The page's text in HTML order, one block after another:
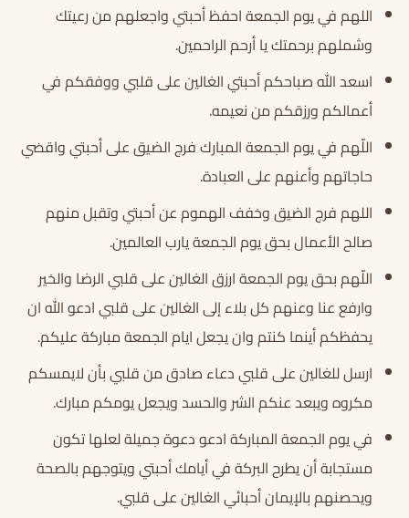
اللهم في يوم الجمعة احفظ أحبتي واجعلهم من رعيتك
وشملهم برحمتك يا أرحم الراحمين.
اسعد الله صباحكم أحبتي الغالين على قلبي ووفقكم في
أعمالكم ورزقكم من نعيمه.
اللّهم في يوم الجمعة المبارك فرج الضيق على أحبتي واقضي
حاجاتهم وأعنهم على العبادة.
اللهم فرج الضيق وخفف الهموم عن أحبتي وتقبل منهم
صالح الأعمال بحق يوم الجمعة يارب العالمين.
اللّهم بحق يوم الجمعة ارزق الغالين على قلبي الرضا والخير
وارفع عنا وعنهم كل بلاء إلى الغالين على قلبي ادعو الله ان
يحفظكم أينما كنتم وان يجعل ايام الجمعة مباركة عليكم.
ارسل للغالين على قلبي دعاء صادق من قلبي بأن لايمسكم
مكروه ويبعد عنكم الشر والحسد ويجعل يومكم مبارك.
في يوم الجمعة المباركة ادعو دعوة جميلة لعلها تكون
مستجابة أن يطرح البركة في أيامك أحبتي ويتوجهم بالصحة
ويحصنهم بالإيمان أحبائي الغالين على قلبي.